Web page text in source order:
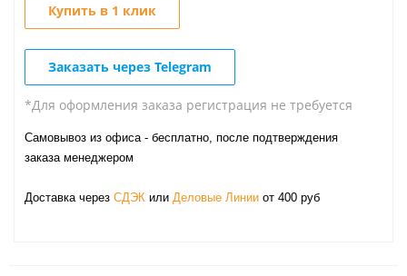
Купить в 1 клик
Заказать через Telegram
*Для оформления заказа регистрация не требуется
Самовывоз из офиса - бесплатно, после подтверждения
заказа менеджером
Доставка через СДЭК или Деловые Линии от 400 руб